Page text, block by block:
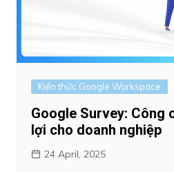
Kiến thức Google Workspace
Google Survey: Công
lợi cho doanh nghiệp
24 April, 2025